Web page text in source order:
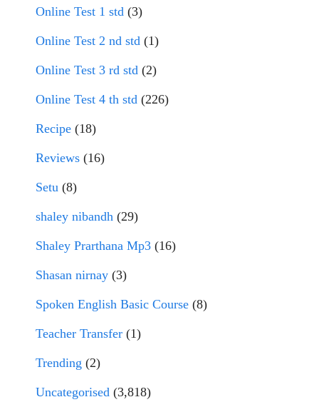
Online Test 1 std (3)
Online Test 2 nd std (1)
Online Test 3 rd std (2)
Online Test 4 th std (226)
Recipe (18)
Reviews (16)
Setu (8)
shaley nibandh (29)
Shaley Prarthana Mp3 (16)
Shasan nirnay (3)
Spoken English Basic Course (8)
Teacher Transfer (1)
Trending (2)
Uncategorised (3,818)